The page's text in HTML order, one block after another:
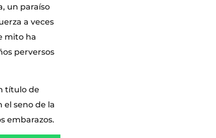
un paraíso
a veces
mito ha
perversos
título de
seno de la
embarazos.